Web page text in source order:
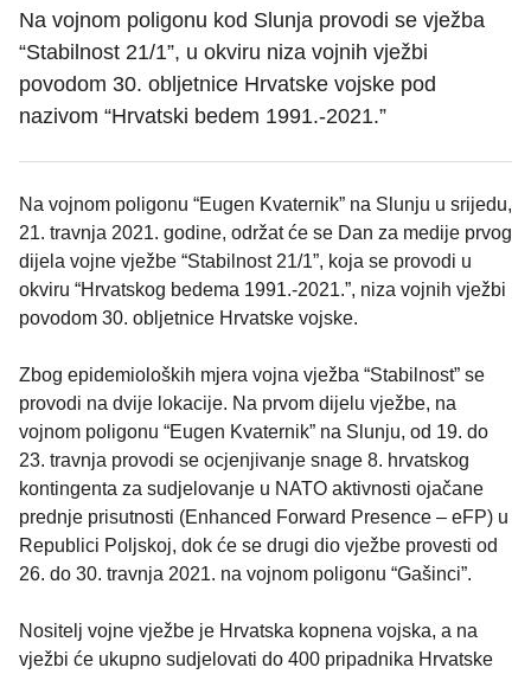
Na vojnom poligonu kod Slunja provodi se vježba
“Stabilnost 21/1”, u okviru niza vojnih vježbi
povodom 30. obljetnice Hrvatske vojske pod
nazivom “Hrvatski bedem 1991.-2021.”
Na vojnom poligonu “Eugen Kvaternik” na Slunju u srijedu,
21. travnja 2021. godine, održat će se Dan za medije prvog
dijela vojne vježbe “Stabilnost 21/1”, koja se provodi u
okviru “Hrvatskog bedema 1991.-2021.”, niza vojnih vježbi
povodom 30. obljetnice Hrvatske vojske.
Zbog epidemioloških mjera vojna vježba “Stabilnost” se
provodi na dvije lokacije. Na prvom dijelu vježbe, na
vojnom poligonu “Eugen Kvaternik” na Slunju, od 19. do
23. travnja provodi se ocjenjivanje snage 8. hrvatskog
kontingenta za sudjelovanje u NATO aktivnosti ojačane
prednje prisutnosti (Enhanced Forward Presence – eFP) u
Republici Poljskoj, dok će se drugi dio vježbe provesti od
26. do 30. travnja 2021. na vojnom poligonu “Gašinci”.
Nositelj vojne vježbe je Hrvatska kopnena vojska, a na
vježbi će ukupno sudjelovati do 400 pripadnika Hrvatske